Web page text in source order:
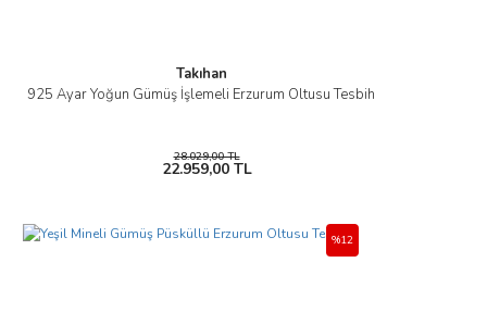
Takıhan
925 Ayar Yoğun Gümüş İşlemeli Erzurum Oltusu Tesbih
28.029,00 TL
22.959,00 TL
%12